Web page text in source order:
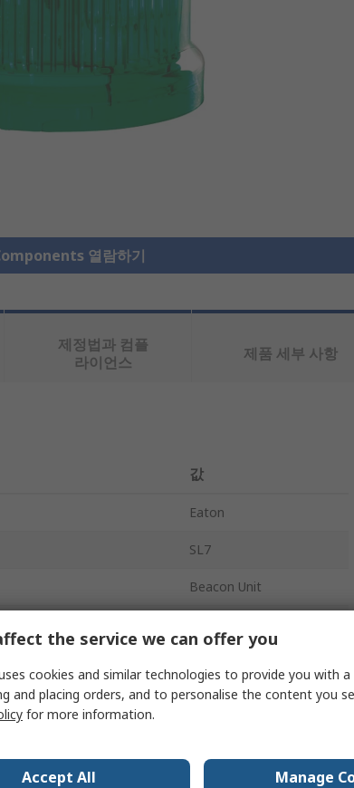
열람하기
제정법과 컴플
라이언스
제품 세부 사항
값
Eaton
SL7
Beacon Unit
AC/DC
the service we can offer you
cookies and similar technologies to provide you with
and placing orders, and to personalise the content you
for more information.
Accept All Manage